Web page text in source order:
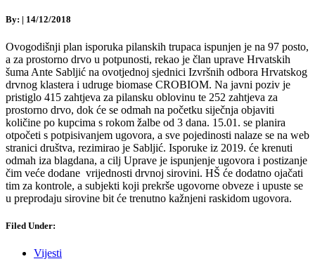
By: | 14/12/2018
Ovogodišnji plan isporuka pilanskih trupaca ispunjen je na 97 posto,
a za prostorno drvo u potpunosti, rekao je član uprave Hrvatskih
šuma Ante Sabljić na ovotjednoj sjednici Izvršnih odbora Hrvatskog
drvnog klastera i udruge biomase CROBIOM. Na javni poziv je
pristiglo 415 zahtjeva za pilansku oblovinu te 252 zahtjeva za
prostorno drvo, dok će se odmah na početku siječnja objaviti
količine po kupcima s rokom žalbe od 3 dana. 15.01. se planira
otpočeti s potpisivanjem ugovora, a sve pojedinosti nalaze se na web
stranici društva, rezimirao je Sabljić. Isporuke iz 2019. će krenuti
odmah iza blagdana, a cilj Uprave je ispunjenje ugovora i postizanje
čim veće dodane vrijednosti drvnoj sirovini. HŠ će dodatno ojačati
tim za kontrole, a subjekti koji prekrše ugovorne obveze i upuste se
u preprodaju sirovine bit će trenutno kažnjeni raskidom ugovora.
Filed Under:
Vijesti